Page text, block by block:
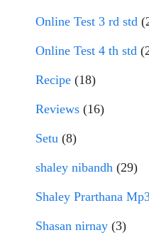
Online Test 3 rd std
Online Test 4 th std
Recipe (18)
Reviews (16)
Setu (8)
shaley nibandh (29)
Shaley Prarthana
Shasan nirnay (3)